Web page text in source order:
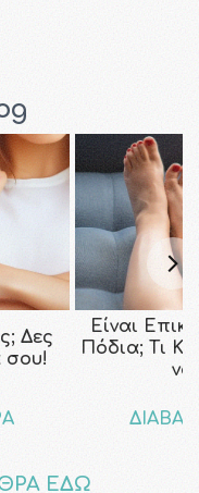
Δες
σου!
Είναι
Πόδια; Τι
να
ΕΔΩ